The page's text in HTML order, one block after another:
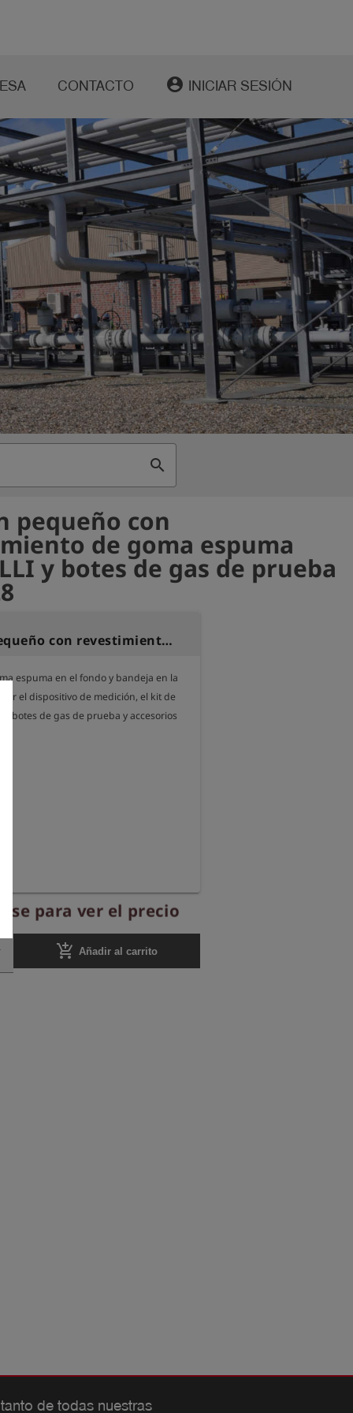
CONTACTO account_circle INICIAR SESIÓN
search
pequeño con
de goma espuma
y botes de gas de prueba
Maletín pequeño con revestimiento de goma espuma para OLLI y botes de gas de prueba
espuma en el fondo y bandeja en la
el dispositivo de medición, el kit de
botes de gas de prueba y accesorios
para ver el precio
add_shopping_cart Añadir al carrito
de todas nuestras